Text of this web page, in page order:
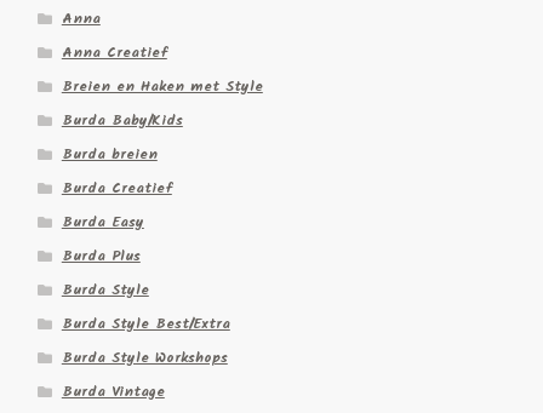
Anna
Anna Creatief
Breien en Haken met Style
Burda Baby/Kids
Burda breien
Burda Creatief
Burda Easy
Burda Plus
Burda Style
Burda Style Best/Extra
Burda Style Workshops
Burda Vintage